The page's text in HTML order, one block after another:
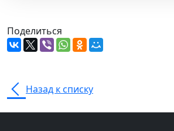
Поделиться
Назад к списку